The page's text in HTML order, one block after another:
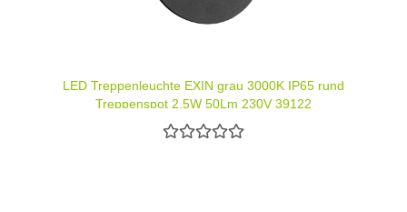
LED Treppenleuchte EXIN grau 3000K IP65 rund
Treppenspot 2,5W 50Lm 230V 39122